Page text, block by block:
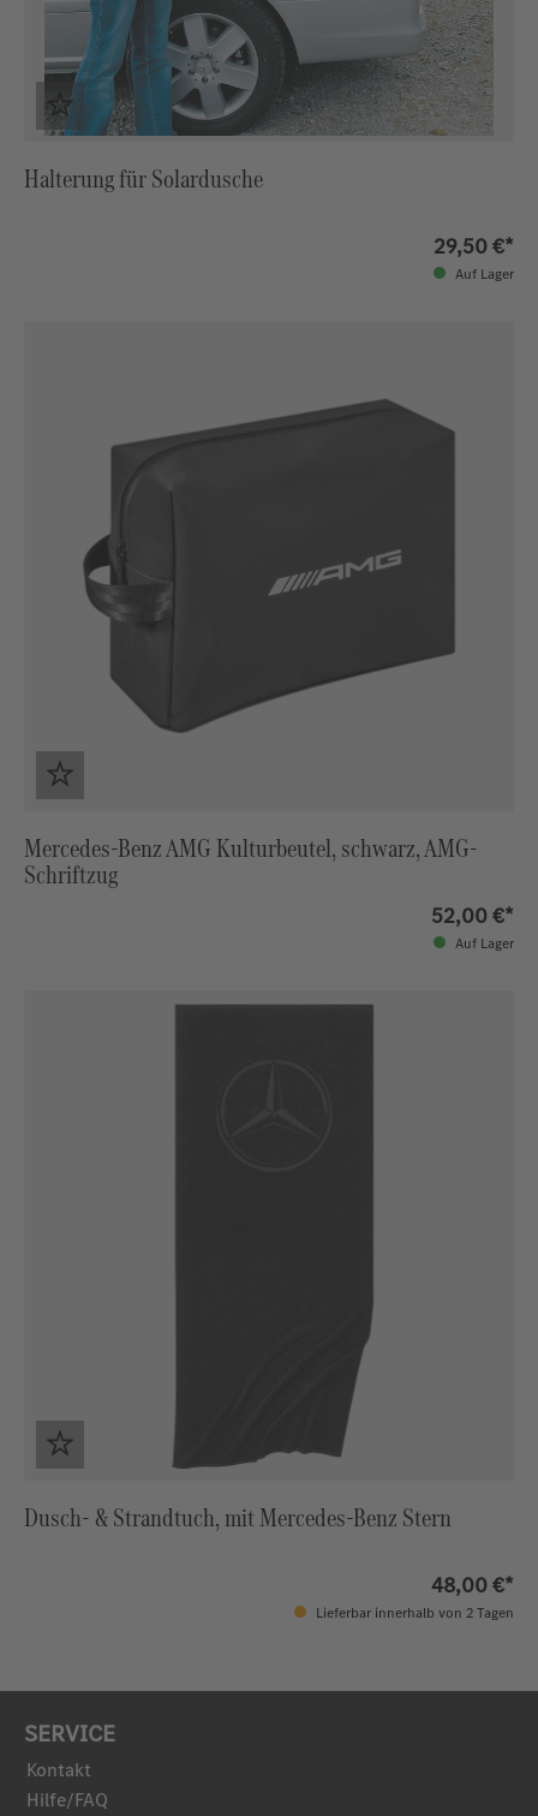
Halterung für Solardusche
29,50 €*
Auf Lager
Mercedes-Benz AMG Kulturbeutel, schwarz, AMG-
Schriftzug
52,00 €*
Auf Lager
Dusch- & Strandtuch, mit Mercedes-Benz Stern
48,00 €*
Lieferbar innerhalb von 2 Tagen
SERVICE
Kontakt
Hilfe/FAQ